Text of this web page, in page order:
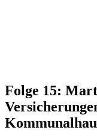
Folge 15: